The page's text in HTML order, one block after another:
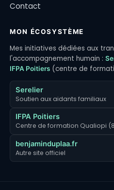
Contact
MON ÉCOSYSTÈME
Mes initiatives dédiées aux
l'accompagnement humain :
IFPA Poitiers (centre de
Serelier
Soutien aux aidants familiaux
IFPA Poitiers
Centre de formation Qualiopi
benjaminduplaa.fr
Autre site officiel